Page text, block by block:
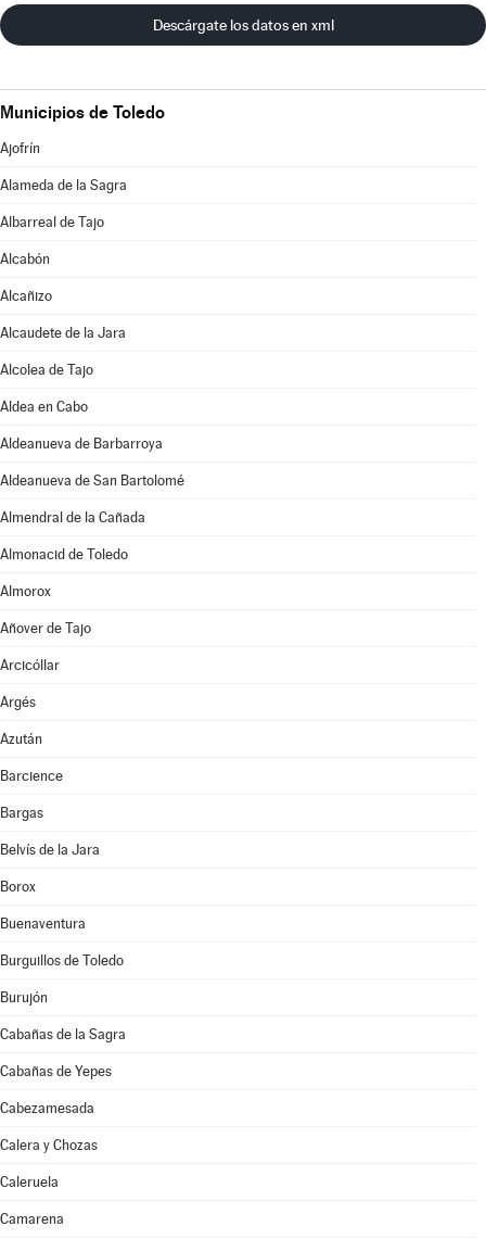
Descárgate los datos en xml
Municipios de Toledo
Ajofrín
Alameda de la Sagra
Albarreal de Tajo
Alcabón
Alcañizo
Alcaudete de la Jara
Alcolea de Tajo
Aldea en Cabo
Aldeanueva de Barbarroya
Aldeanueva de San Bartolomé
Almendral de la Cañada
Almonacid de Toledo
Almorox
Añover de Tajo
Arcicóllar
Argés
Azután
Barcience
Bargas
Belvís de la Jara
Borox
Buenaventura
Burguillos de Toledo
Burujón
Cabañas de la Sagra
Cabañas de Yepes
Cabezamesada
Calera y Chozas
Caleruela
Camarena